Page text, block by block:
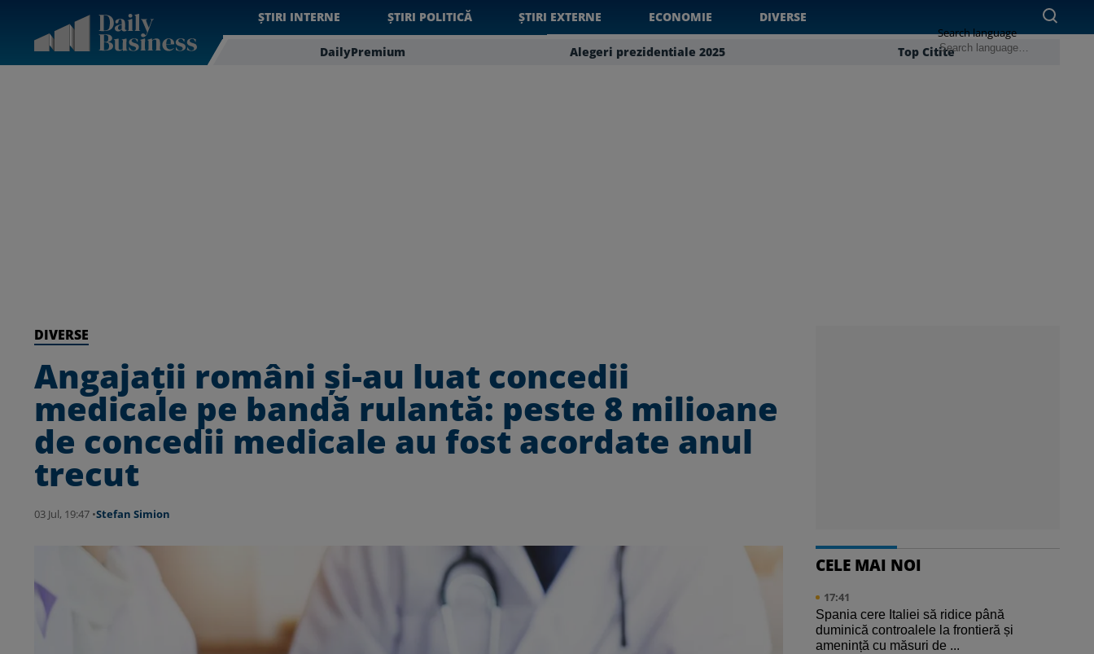
ȘTIRI INTERNE ȘTIRI POLITICĂ ȘTIRI EXTERNE ECONOMIE DIVERSE
DailyPremium Alegeri prezidentiale 2025 Top Citite
Search language
DIVERSE
Angajații români și-au luat concedii
medicale pe bandă rulantă: peste 8 milioane
de concedii medicale au fost acordate anul
trecut
03 Jul, 19:47 •Stefan Simion
CELE MAI NOI
17:41
Spania cere Italiei să ridice până
duminică controalele la frontieră și
amenință cu măsuri de ...